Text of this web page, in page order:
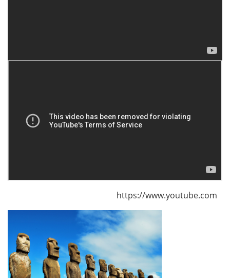
https://www.youtube.com